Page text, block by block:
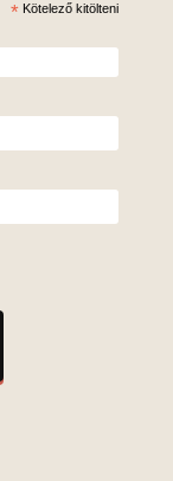
* Kötelező kitölteni